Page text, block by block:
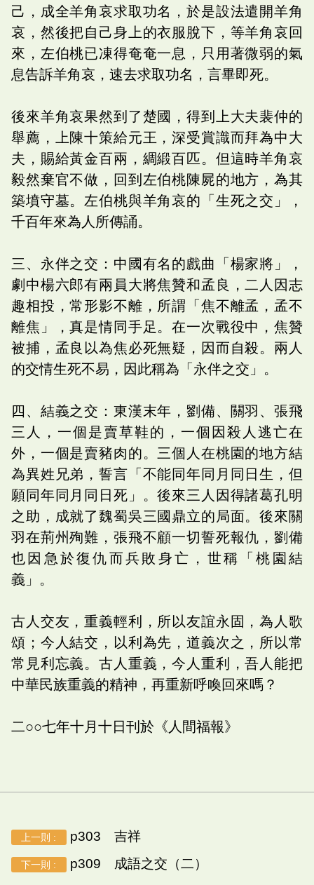
己，成全羊角哀求取功名，於是設法遣開羊角
哀，然後把自己身上的衣服脫下，等羊角哀回
來，左伯桃已凍得奄奄一息，只用著微弱的氣
息告訴羊角哀，速去求取功名，言畢即死。
後來羊角哀果然到了楚國，得到上大夫裴仲的
舉薦，上陳十策給元王，深受賞識而拜為中大
夫，賜給黃金百兩，綢緞百匹。但這時羊角哀
毅然棄官不做，回到左伯桃陳屍的地方，為其
築墳守墓。左伯桃與羊角哀的「生死之交」，
千百年來為人所傳誦。
三、永伴之交：中國有名的戲曲「楊家將」，
劇中楊六郎有兩員大將焦贊和孟良，二人因志
趣相投，常形影不離，所謂「焦不離孟，孟不
離焦」，真是情同手足。在一次戰役中，焦贊
被捕，孟良以為焦必死無疑，因而自殺。兩人
的交情生死不易，因此稱為「永伴之交」。
四、結義之交：東漢末年，劉備、關羽、張飛
三人，一個是賣草鞋的，一個因殺人逃亡在
外，一個是賣豬肉的。三個人在桃園的地方結
為異姓兄弟，誓言「不能同年同月同日生，但
願同年同月同日死」。後來三人因得諸葛孔明
之助，成就了魏蜀吳三國鼎立的局面。後來關
羽在荊州殉難，張飛不顧一切誓死報仇，劉備
也因急於復仇而兵敗身亡，世稱「桃園結
義」。
古人交友，重義輕利，所以友誼永固，為人歌
頌；今人結交，以利為先，道義次之，所以常
常見利忘義。古人重義，今人重利，吾人能把
中華民族重義的精神，再重新呼喚回來嗎？
二○○七年十月十日刊於《人間福報》
上一則 : p303 吉祥
下一則 : p309 成語之交（二）